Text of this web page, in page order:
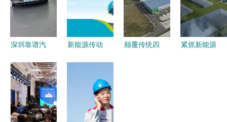
级
型启示
深圳靠谱汽
推荐 新能
源六座/七
座SUV精选
新能源传动
瑞云服务
云，用数字
颠覆传统四
紧抓新能源